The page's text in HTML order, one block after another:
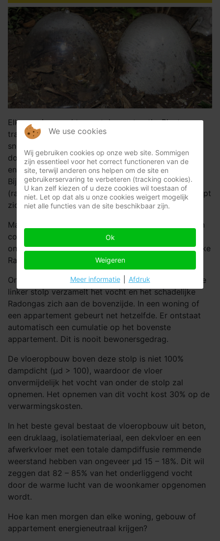
Elke woning maakt een stolpconstructie. Plaats een
transparante stolp op de grond en er verschijnt zeer
snel condensatievocht aan de binnenzijde. Dit komt
door het verdampen van het vocht in het natte zand
en de verhoging van de onderliggende dampdruk.
Bijkomend zal het mogelijk aanwezige Radongas
(radioactief schadelijk gas) dat uit de bodem ontsnapt
zich ook in deze stolp verzamelen.
Maak enkele gaatjes in deze stolp en er is bijna geen
condensatie in de stolpconstructie. De hoge
onderliggende dampdruk, het vocht en het schadelijke
Radongas kunnen direct naar buiten ontsnappen.
Onderstaande foto verduidelijkt dit gebeuren. Aan de
linker stolp verzamelt het vocht en het schadelijke
Radongas zich aan de bovenzijde. In een woning of
een appartement gebeurt net hetzelfde. Er ontstaat
automatisch een cumulatie op het bovenste
appartement. Dit is nooit bewonersgedrag.
De vloeropbouw boven deze stolp is niet 100%
dampdicht (µd > 100), waardoor de vloer
onvermijdelijk het vocht van onder de stolp zal
opnemen. Het opnemen van dit vocht kost 30% op de
verwarmingskosten.
In het beste geval bestaat de vloeropbouw uit beton,
een druklaag, isolatiemateriaal, een dekvloer en een
afwerkvloer met een totale dampdiffusie remmende
weerstand hebben van ongeveer µd 15 – 18%. Dit wil
zeggen dat 82 – 85% van het onderliggend vocht
door de warme lucht van de woonkamer opgenomen
wordt.
Hoe kan men morgen dan elke woning, gebouw of
appartement energieneutraal krijgen?
We use cookies
Wij gebruiken cookies op onze web site. Sommigen
zijn essentieel voor het correct functioneren van de
site, terwijl anderen ons helpen om de site en
gebruikerservaring te verbeteren (tracking cookies).
U kan zelf kiezen of u deze cookies wil toestaan of
niet. Let op dat als u onze cookies weigert mogelijk
niet alle functies van de site beschikbaar zijn.
Ok
Weigeren
Meer informatie Afdruk